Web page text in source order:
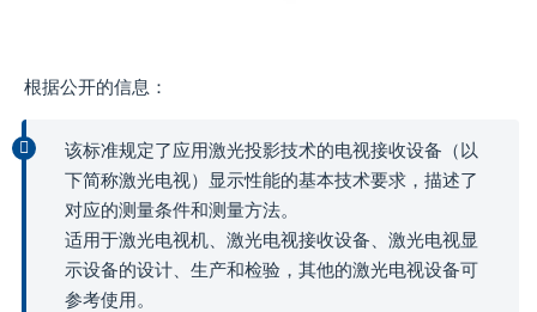
根据公开的信息：
该标准规定了应用激光投影技术的电视接收设备（以
下简称激光电视）显示性能的基本技术要求，描述了
对应的测量条件和测量方法。
适用于激光电视机、激光电视接收设备、激光电视显
示设备的设计、生产和检验，其他的激光电视设备可
参考使用。